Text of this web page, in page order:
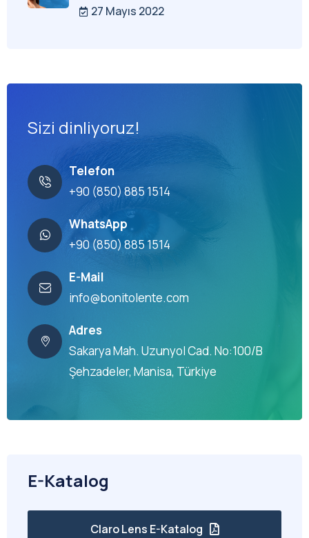
27 Mayıs 2022
Sizi dinliyoruz!
Telefon
+90 (850) 885 1514
WhatsApp
+90 (850) 885 1514
E-Mail
info@bonitolente.com
Adres
Sakarya Mah. Uzunyol Cad. No:100/B
Şehzadeler, Manisa, Türkiye
E-Katalog
Claro Lens E-Katalog